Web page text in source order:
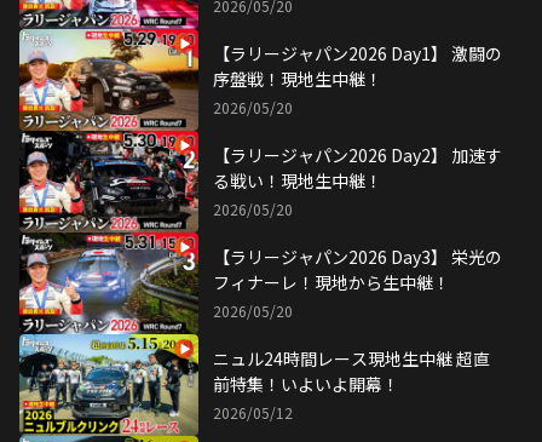
2026/05/20
【ラリージャパン2026 Day1】 激闘の
序盤戦！現地生中継！
2026/05/20
【ラリージャパン2026 Day2】 加速す
る戦い！現地生中継！
2026/05/20
【ラリージャパン2026 Day3】 栄光の
フィナーレ！現地から生中継！
2026/05/20
ニュル24時間レース現地生中継 超直
前特集！いよいよ開幕！
2026/05/12